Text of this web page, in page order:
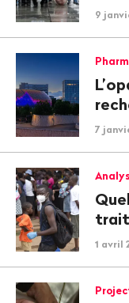
9
7
1 avril